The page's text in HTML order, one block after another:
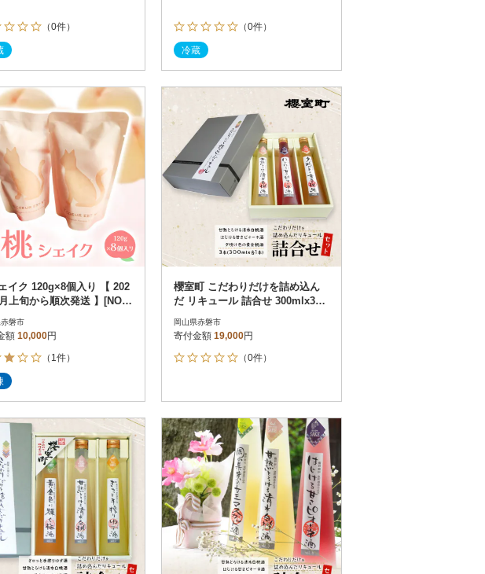
（0件） （0件）
冷蔵
イク 120g×8個入り 【 202
上旬から順次発送 】[NO57
磐市
額 10,000円
（1件）
櫻室町 こだわりだけを詰め込ん
だ リキュール 詰合せ 300mlx3本
岡山県赤磐市
寄付金額 19,000円
（0件）